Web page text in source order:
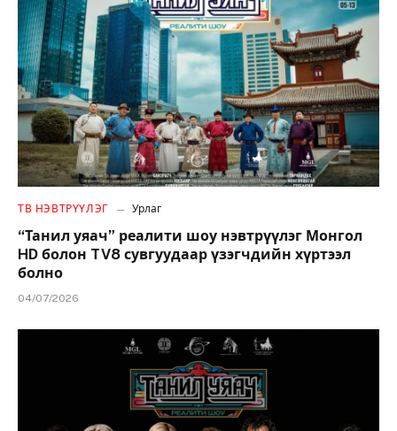
ТВ НЭВТРҮҮЛЭГ Урлаг
“Танил уяач” реалити шоу нэвтрүүлэг Монгол
HD болон TV8 сувгуудаар үзэгчдийн хүртээл
болно
04/07/2026